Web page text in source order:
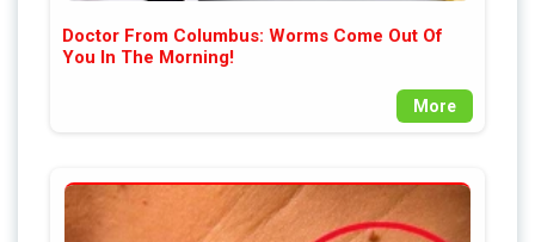
Doctor From Columbus: Worms Come Out Of
You In The Morning!
More